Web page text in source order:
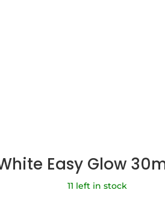
Easy Glow
11 left in stock